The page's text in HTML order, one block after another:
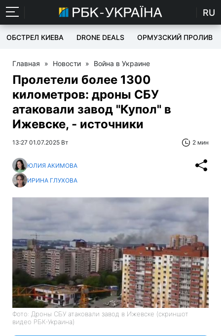
RU
ОБСТРЕЛ КИЕВА DRONE DEALS ОРМУЗСКИЙ ПРОЛИВ
Главная » Новости » Война в Украине
Пролетели более 1300
километров: дроны СБУ
атаковали завод "Купол" в
Ижевске, - источники
13:27 01.07.2025 Вт 2 мин
ЮЛИЯ АКИМОВА
ИРИНА ГЛУХОВА
Фото: Дроны СБУ атаковали завод в Ижевске (скриншот
видео РБК-Украина)